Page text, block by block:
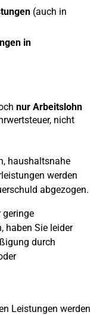
(auch in
in
nur Arbeitslohn
nicht
haushaltsnahe
werden
abgezogen.
geringe
haben Sie leider
durch
Leistungen werden